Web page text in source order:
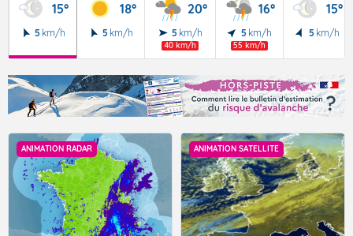
15°
5 km/h
18°
5 km/h
20°
5 km/h
40 km/h
16°
5 km/h
55 km/h
15°
5 km/h
ANIMATION RADAR ANIMATION SATELLITE